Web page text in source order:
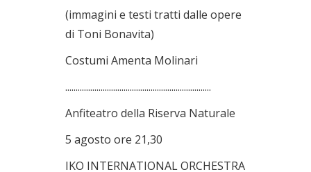
(immagini e testi tratti dalle opere
di Toni Bonavita)
Costumi Amenta Molinari
......................................................................
Anfiteatro della Riserva Naturale
5 agosto ore 21,30
IKO INTERNATIONAL ORCHESTRA